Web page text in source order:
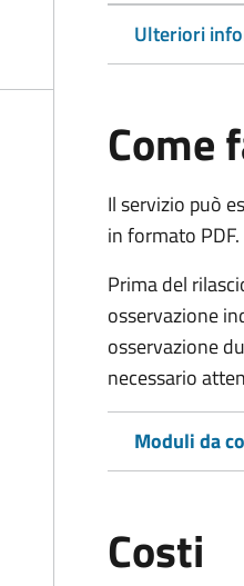
Ulteriori
Come
Il servizio può
in formato PDF.
Prima del
osservazione
osservazione
necessario
Moduli da
Costi